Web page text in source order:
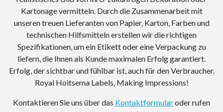
Kartonage vermitteln. Durch die Zusammenarbeit mit
unseren treuen Lieferanten von Papier, Karton, Farben und
technischen Hilfsmitteln erstellen wir die richtigen
Spezifikationen, um ein Etikett oder eine Verpackung zu
liefern, die Ihnen als Kunde maximalen Erfolg garantiert.
Erfolg, der sichtbar und fühlbar ist, auch für den Verbraucher.
Royal Hoitsema Labels, Making Impressions!
Kontaktieren Sie uns über das Kontaktformularoder rufen